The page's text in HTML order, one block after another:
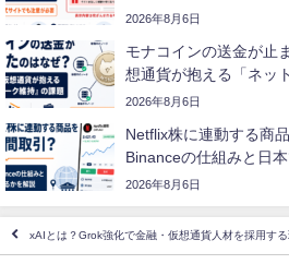
2026年8月6日
モナコインの送金が止
想通貨が抱える「ネッ
2026年8月6日
Netflix株に連動する商
Binanceの仕組みと日
2026年8月6日
xAIとは？Grok強化で金融・仮想通貨人材を採用す